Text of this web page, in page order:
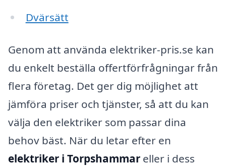
Dvärsätt
Genom att använda elektriker-pris.se kan
du enkelt beställa offertförfrågningar från
flera företag. Det ger dig möjlighet att
jämföra priser och tjänster, så att du kan
välja den elektriker som passar dina
behov bäst. När du letar efter en
elektriker i Torpshammar eller i dess